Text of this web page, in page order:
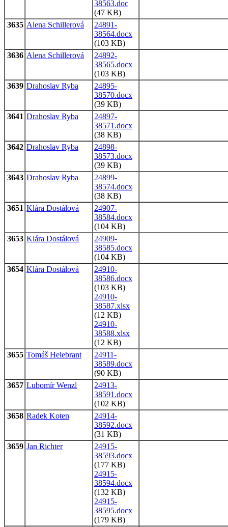
38563.doc
(47 KB)
3635 Alena Schillerová
24891-
38564.docx
(103 KB)
3636 Alena Schillerová
24892-
38565.docx
(103 KB)
3639 Drahoslav Ryba
24895-
38570.docx
(39 KB)
3641 Drahoslav Ryba
24897-
38571.docx
(38 KB)
3642 Drahoslav Ryba
24898-
38573.docx
(39 KB)
3643 Drahoslav Ryba
24899-
38574.docx
(38 KB)
3651 Klára Dostálová
24907-
38584.docx
(104 KB)
3653 Klára Dostálová
24909-
38585.docx
(104 KB)
3654 Klára Dostálová
24910-
38586.docx
(103 KB)
24910-
38587.xlsx
(12 KB)
24910-
38588.xlsx
(12 KB)
3655 Tomáš Helebrant
24911-
38589.docx
(90 KB)
3657 Lubomír Wenzl
24913-
38591.docx
(102 KB)
3658 Radek Koten
24914-
38592.docx
(31 KB)
3659 Jan Richter
24915-
38593.docx
(177 KB)
24915-
38594.docx
(132 KB)
24915-
38595.docx
(179 KB)